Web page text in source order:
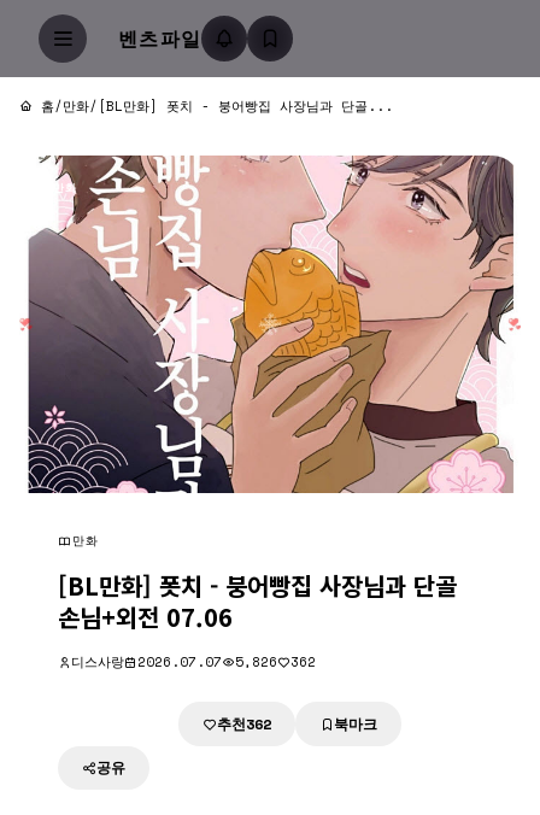
벤츠파일
홈/만화/ [BL만화] 폿치 - 붕어빵집 사장님과 단골...
만화
만화
[BL만화] 폿치 - 붕어빵집 사장님과 단골
손님+외전 07.06
디스사랑 2026.07.07 5,826 362
추천362 북마크
공유